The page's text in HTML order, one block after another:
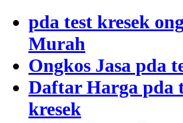
pda test kresek
Murah
Ongkos Jasa pda
Daftar Harga pda
kresek